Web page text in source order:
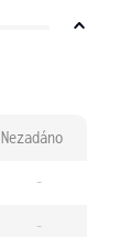
Nezadáno
-
-